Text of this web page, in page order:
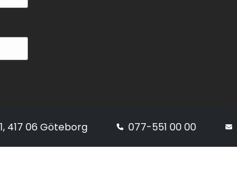
417 06 Göteborg 077-551 00 00